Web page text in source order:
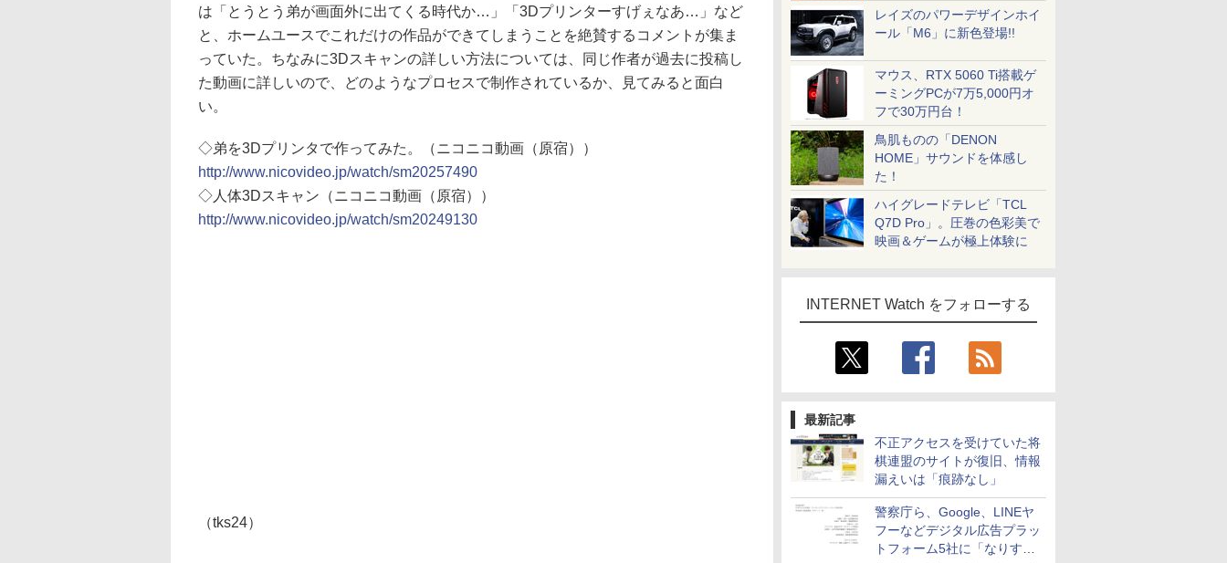
レイズのパワーデザインホイ
ール「M6」に新色登場!!
マウス、RTX 5060 Ti搭載ゲ
ーミングPCが7万5,000円オ
フで30万円台！
鳥肌ものの「DENON
HOME」サウンドを体感し
た！
ハイグレードテレビ「TCL
Q7D Pro」。圧巻の色彩美で
映画＆ゲームが極上体験に
INTERNET Watch をフォローする
最新記事
不正アクセスを受けていた将
棋連盟のサイトが復旧、情報
漏えいは「痕跡なし」
警察庁ら、Google、LINEヤ
フーなどデジタル広告プラッ
トフォーム5社に「なりすま
は「とうとう弟が画面外に出てくる時代か…」「3Dプリンターすげぇなあ…」など
と、ホームユースでこれだけの作品ができてしまうことを絶賛するコメントが集ま
っていた。ちなみに3Dスキャンの詳しい方法については、同じ作者が過去に投稿し
た動画に詳しいので、どのようなプロセスで制作されているか、見てみると面白
い。
◇弟を3Dプリンタで作ってみた。（ニコニコ動画（原宿））
http://www.nicovideo.jp/watch/sm20257490
◇人体3Dスキャン（ニコニコ動画（原宿））
http://www.nicovideo.jp/watch/sm20249130
（tks24）